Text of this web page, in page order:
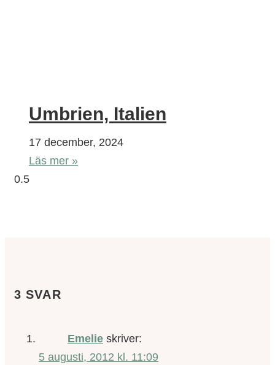
Umbrien, Italien
17 december, 2024
Läs mer »
3 SVAR
Emelie skriver:
5 augusti, 2012 kl. 11:09